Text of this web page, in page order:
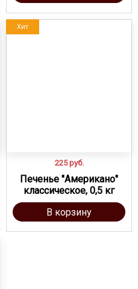
Хит
225 руб.
Печенье "Американо"
классическое, 0,5 кг
В корзину